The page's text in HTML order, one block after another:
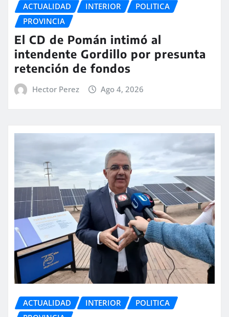
ACTUALIDAD INTERIOR
POLITICA
PROVINCIA
El CD de Pomán intimó al
intendente Gordillo por presunta
retención de fondos
Hector Perez Ago 4, 2026
ACTUALIDAD INTERIOR
POLITICA